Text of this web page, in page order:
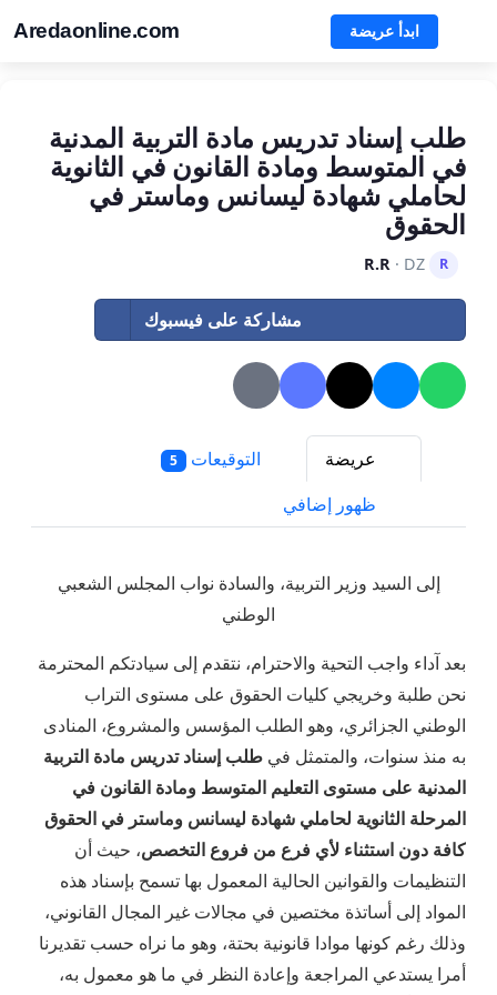
Aredaonline.com ابدأ عريضة
طلب إسناد تدريس مادة التربية المدنية
في المتوسط ومادة القانون في الثانوية
لحاملي شهادة ليسانس وماستر في
الحقوق
R
R.R · DZ
مشاركة على فيسبوك
عريضة التوقيعات 5
ظهور إضافي
إلى السيد وزير التربية، والسادة نواب المجلس الشعبي
الوطني
بعد آداء واجب التحية والاحترام، نتقدم إلى سيادتكم المحترمة
نحن طلبة وخريجي كليات الحقوق على مستوى التراب
الوطني الجزائري، وهو الطلب المؤسس والمشروع، المنادى
به منذ سنوات، والمتمثل في طلب إسناد تدريس مادة التربية
المدنية على مستوى التعليم المتوسط ومادة القانون في
المرحلة الثانوية لحاملي شهادة ليسانس وماستر في الحقوق
كافة دون استثناء لأي فرع من فروع التخصص، حيث أن
التنظيمات والقوانين الحالية المعمول بها تسمح بإسناد هذه
المواد إلى أساتذة مختصين في مجالات غير المجال القانوني،
وذلك رغم كونها موادا قانونية بحتة، وهو ما نراه حسب تقديرنا
أمرا يستدعي المراجعة وإعادة النظر في ما هو معمول به،